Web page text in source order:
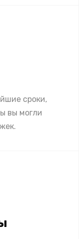
сроки,
вы могли